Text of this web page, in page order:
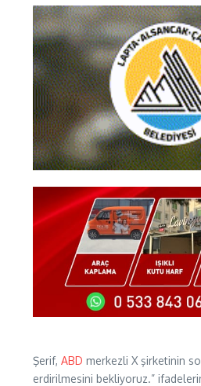
Şerif, ABD merkezli X şirketinin
erdirilmesini bekliyoruz.”